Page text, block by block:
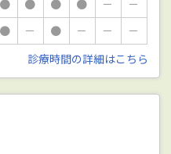
● ● ● ● －
－
● － ● － －
－
診療時間の詳細はこちら